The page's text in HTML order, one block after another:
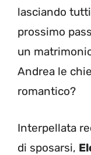
lasciando
prossimo
un
Andrea le
romantico?
Interpellata
di sposarsi,